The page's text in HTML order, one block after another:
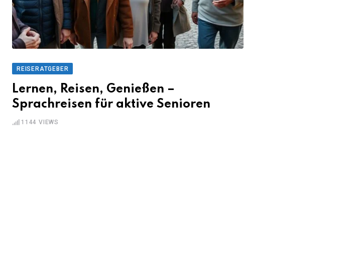
REISERATGEBER
Lernen, Reisen, Genießen –
Sprachreisen für aktive Senioren
1144 VIEWS